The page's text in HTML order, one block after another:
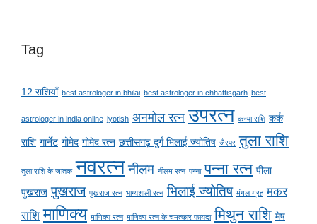
Tag
12 राशियाँ best astrologer in bhilai best astrologer in chhattisgarh best
astrologer in india online jyotish अनमोल रत्न उपरत्न कन्या राशि कर्क
राशि गार्नेट गोमेद गोमेद रत्न छत्तीसगढ़ दुर्ग भिलाई ज्योतिष जैस्पर तुला राशि
तुला राशि के जातक नवरत्न नीलम नीलम रत्न पन्ना पन्ना रत्न पीला
पुखराज पुखराज पुखराज रत्न भाग्यशाली रत्न भिलाई ज्योतिष मंगल ग्रह मकर
राशि माणिक्य माणिक्य रत्न माणिक्य रत्न के चमत्कार फायदा मिथुन राशि मेष